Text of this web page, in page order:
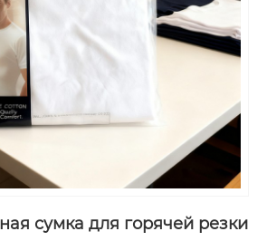
сумка для горячей резки